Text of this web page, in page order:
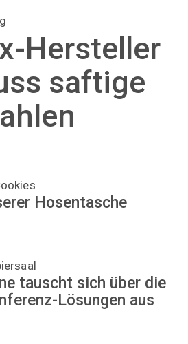
Hersteller
saftige
Hosentasche
tauscht sich über die
Lösungen aus